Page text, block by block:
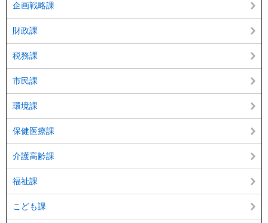
企画戦略課
財政課
税務課
市民課
環境課
保健医療課
介護高齢課
福祉課
こども課